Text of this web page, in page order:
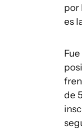
por
es
de